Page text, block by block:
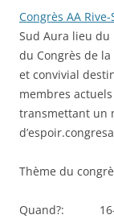
Congrès AA
Sud Aura lieu du
du Congrès de
et convivial
membres
transmettant un
Thème du
Quand?: 16-